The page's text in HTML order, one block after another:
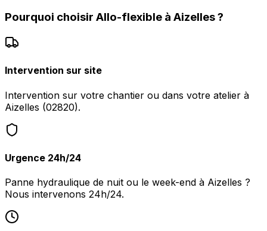
Pourquoi choisir Allo-flexible à Aizelles?
Intervention sur site
Intervention sur votre chantier ou dans votre atelier à
Aizelles (02820).
Urgence 24h/24
Panne hydraulique de nuit ou le week-end à Aizelles ?
Nous intervenons 24h/24.